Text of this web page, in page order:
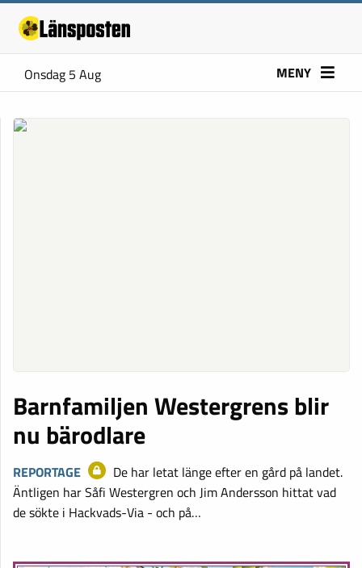
Onsdag 5 Aug MENY
Barnfamiljen Westergrens blir
nu bärodlare
REPORTAGE
De har letat länge efter en gård på landet.
Äntligen har Såfi Westergren och Jim Andersson hittat vad
de sökte i Hackvads-Via - och på…